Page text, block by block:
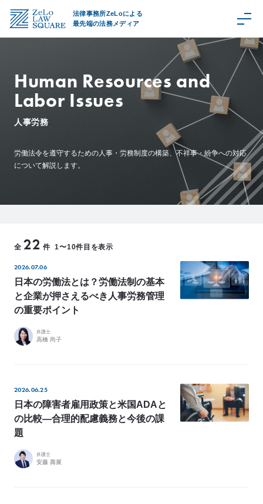
法律事務所ZeLoによる
最先端の法務メディア
C
a
t
g
o
e
L
o
C
l
i
t
’
s
o
i
Human Resources and
Labor Issues
人事労務
労働法令を遵守するための人事・労務制度の構築、不祥事・紛争への対応
について解説します。
全 22 件 1〜10件目を表示
2026.07.06
日本の労働法とは？労働法制の基本
と企業が押さえるべき人事労務管理
の重要ポイント
弁護士
高橋 尚子
2026.06.25
日本の障害者雇用政策と米国ADAと
の比較―合理的配慮義務と今後の課
題
弁護士
安藤 壽展